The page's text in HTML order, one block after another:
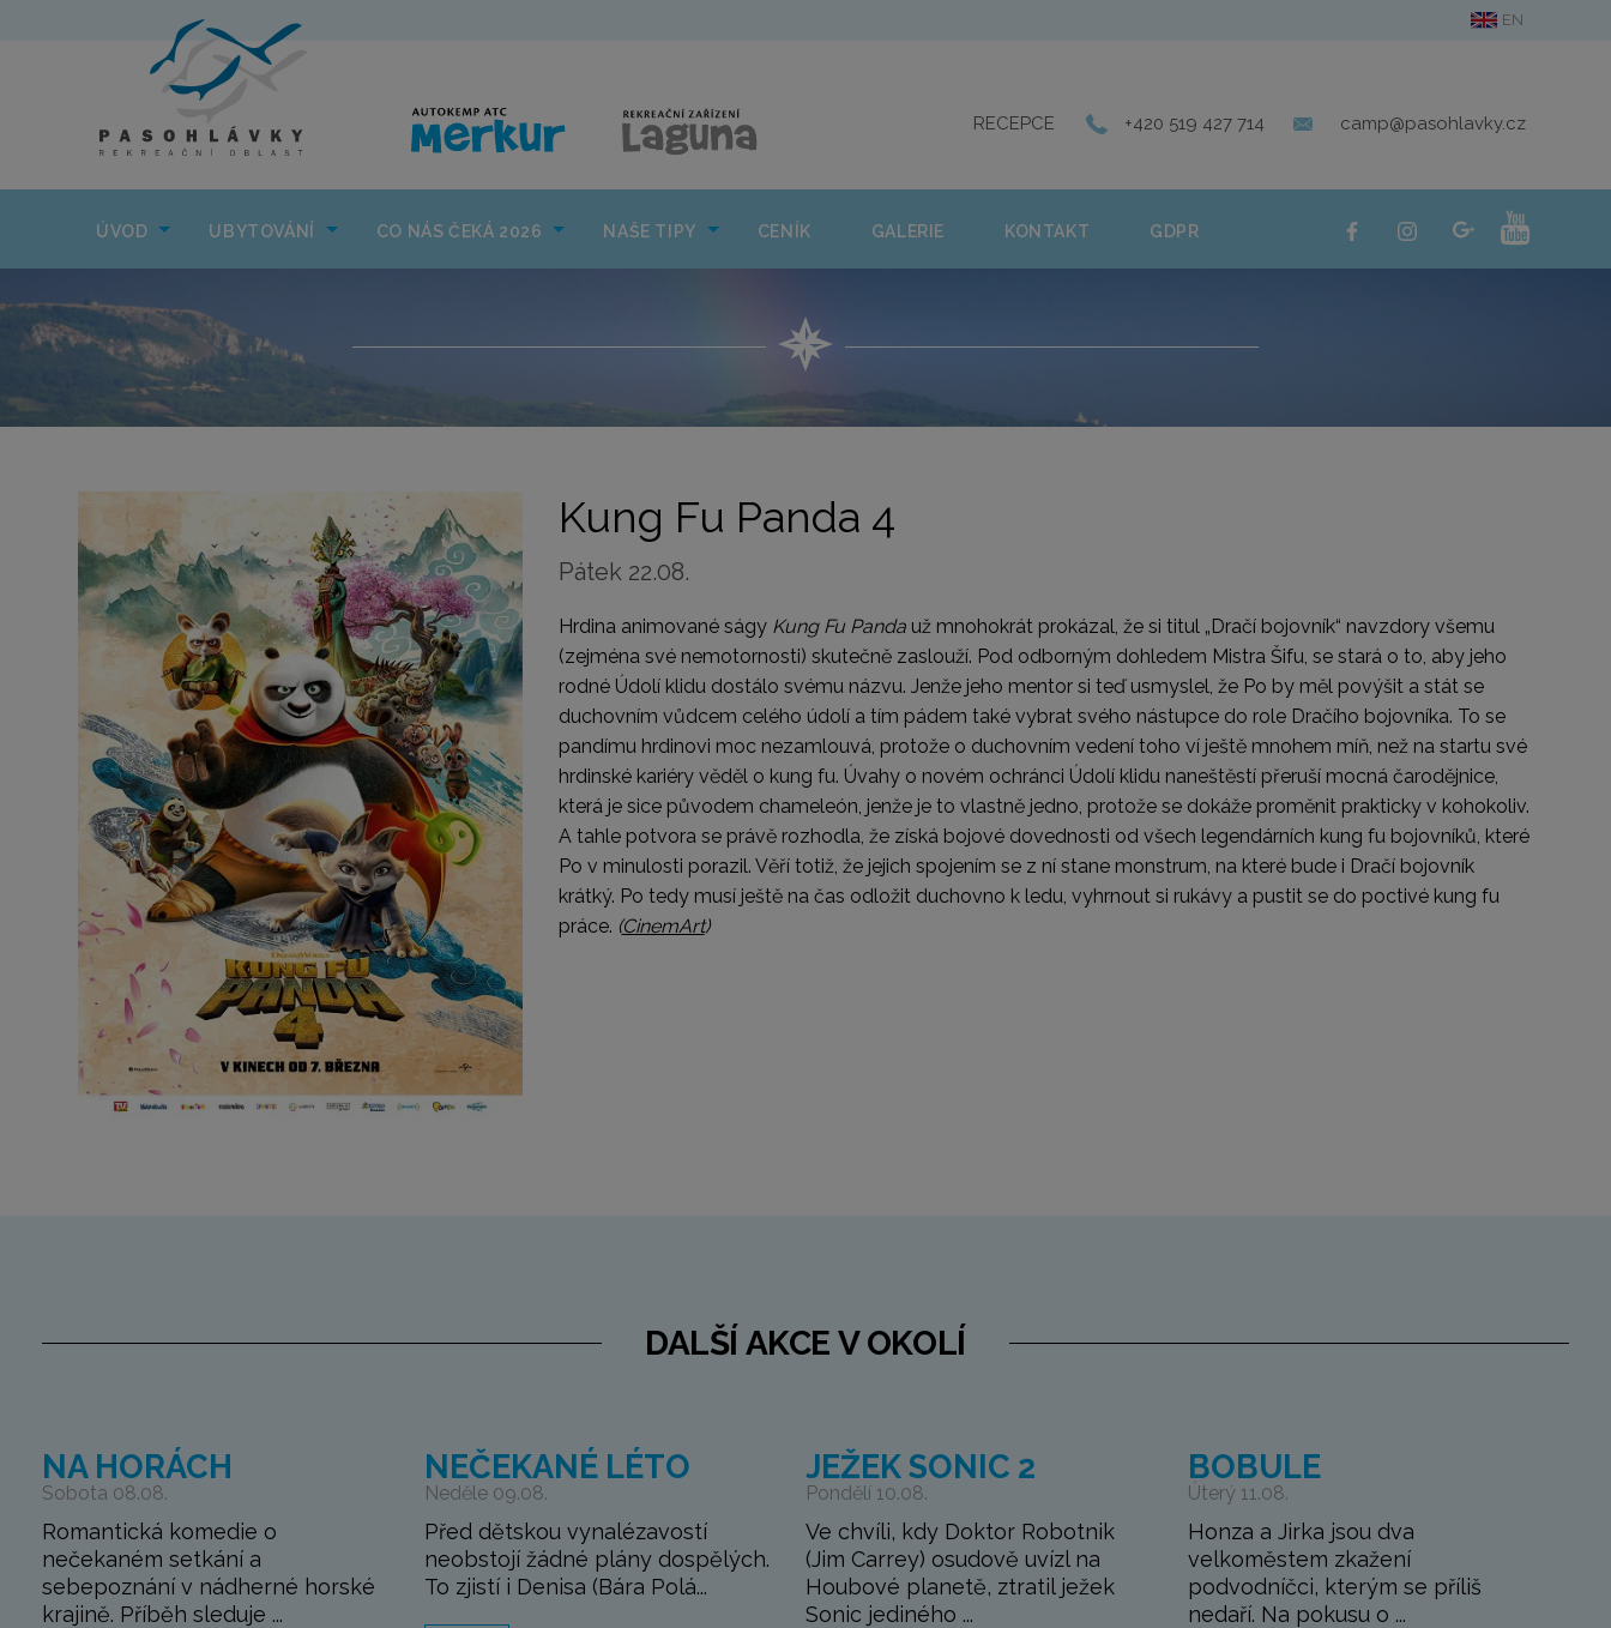
ÚVOD
EN
RECEPCE +420 519 427 714 camp@pasohlavky.cz
ÚVOD UBYTOVÁNÍ CO NÁS ČEKÁ 2026 NAŠE TIPY CENÍK GALERIE KONTAKT GDPR
Kung Fu Panda 4
Pátek 22.08.
Hrdina animované ságy Kung Fu Pandauž mnohokrát prokázal, že si titul „Dračí bojovník“ navzdory všemu
(zejména své nemotornosti) skutečně zaslouží. Pod odborným dohledem Mistra Šifu, se stará o to, aby jeho
rodné Údolí klidu dostálo svému názvu. Jenže jeho mentor si teď usmyslel, že Po by měl povýšit a stát se
duchovním vůdcem celého údolí a tím pádem také vybrat svého nástupce do role Dračího bojovníka. To se
pandímu hrdinovi moc nezamlouvá, protože o duchovním vedení toho ví ještě mnohem míň, než na startu své
hrdinské kariéry věděl o kung fu. Úvahy o novém ochránci Údolí klidu naneštěstí přeruší mocná čarodějnice,
která je sice původem chameleón, jenže je to vlastně jedno, protože se dokáže proměnit prakticky v kohokoliv.
A tahle potvora se právě rozhodla, že získá bojové dovednosti od všech legendárních kung fu bojovníků, které
Po v minulosti porazil. Věří totiž, že jejich spojením se z ní stane monstrum, na které bude i Dračí bojovník
krátký. Po tedy musí ještě na čas odložit duchovno k ledu, vyhrnout si rukávy a pustit se do poctivé kung fu
práce. (CinemArt)
DALŠÍ AKCE V OKOLÍ
NA HORÁCH
Sobota 08.08.
Romantická komedie o
nečekaném setkání a
sebepoznání v nádherné horské
krajině. Příběh sleduje ...
NEČEKANÉ LÉTO
Neděle 09.08.
Před dětskou vynalézavostí
neobstojí žádné plány dospělých.
To zjistí i Denisa (Bára Polá...
JEŽEK SONIC 2
Pondělí 10.08.
Ve chvíli, kdy Doktor Robotnik
(Jim Carrey) osudově uvízl na
Houbové planetě, ztratil ježek
Sonic jediného ...
BOBULE
Úterý 11.08.
Honza a Jirka jsou dva
velkoměstem zkažení
podvodníčci, kterým se příliš
nedaří. Na pokusu o ...